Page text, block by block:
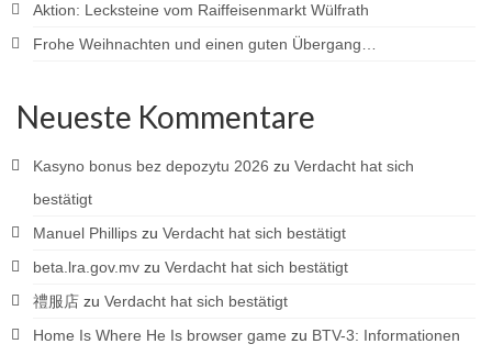
Aktion: Lecksteine vom Raiffeisenmarkt Wülfrath
Frohe Weihnachten und einen guten Übergang…
Neueste Kommentare
Kasyno bonus bez depozytu 2026 zu Verdacht hat sich
bestätigt
Manuel Phillips zu Verdacht hat sich bestätigt
beta.lra.gov.mv zu Verdacht hat sich bestätigt
禮服店 zu Verdacht hat sich bestätigt
Home Is Where He Is browser game zu BTV-3: Informationen